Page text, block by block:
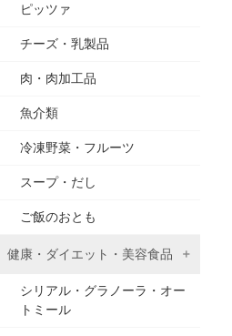
ピッツァ
チーズ・乳製品
肉・肉加工品
魚介類
冷凍野菜・フルーツ
スープ・だし
ご飯のおとも
健康・ダイエット・美容食品
シリアル・グラノーラ・オー
トミール